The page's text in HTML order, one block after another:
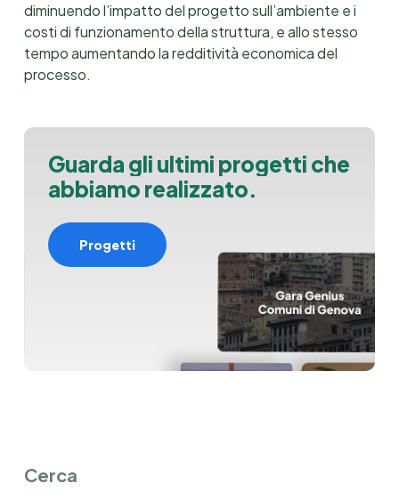
diminuendo l’impatto del progetto sull’ambiente e i
costi di funzionamento della struttura, e allo stesso
tempo aumentando la redditività economica del
processo.
Guarda gli ultimi progetti che
abbiamo realizzato.
Progetti
Cerca